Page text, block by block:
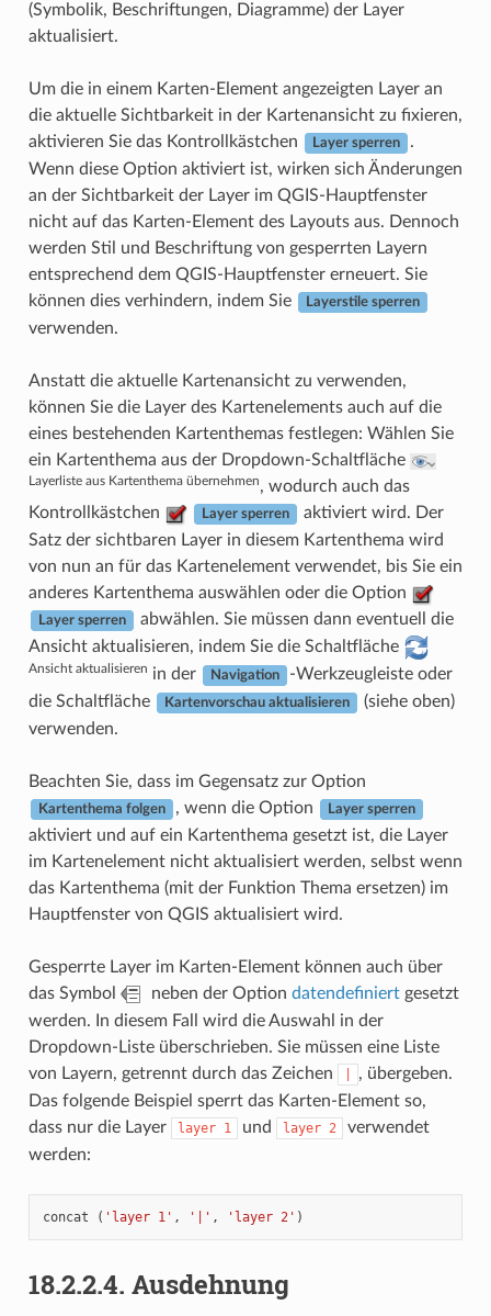
(Symbolik, Beschriftungen, Diagramme) der Layer
aktualisiert.
Um die in einem Karten-Element angezeigten Layer an
die aktuelle Sichtbarkeit in der Kartenansicht zu fixieren,
aktivieren Sie das Kontrollkästchen
Layer sperren
.
Wenn diese Option aktiviert ist, wirken sich Änderungen
an der Sichtbarkeit der Layer im QGIS-Hauptfenster
nicht auf das Karten-Element des Layouts aus. Dennoch
werden Stil und Beschriftung von gesperrten Layern
entsprechend dem QGIS-Hauptfenster erneuert. Sie
können dies verhindern, indem Sie
Layerstile sperren
verwenden.
Anstatt die aktuelle Kartenansicht zu verwenden,
können Sie die Layer des Kartenelements auch auf die
eines bestehenden Kartenthemas festlegen: Wählen Sie
ein Kartenthema aus der Dropdown-Schaltfläche
Layerliste aus Kartenthema übernehmen, wodurch auch das
Kontrollkästchen
Layer sperren
aktiviert wird. Der
Satz der sichtbaren Layer in diesem Kartenthema wird
von nun an für das Kartenelement verwendet, bis Sie ein
anderes Kartenthema auswählen oder die Option
Layer sperren
abwählen. Sie müssen dann eventuell die
Ansicht aktualisieren, indem Sie die Schaltfläche
Ansicht aktualisieren in der Navigation
-Werkzeugleiste oder
die Schaltfläche
Kartenvorschau aktualisieren
(siehe oben)
verwenden.
Beachten Sie, dass im Gegensatz zur Option
Kartenthema folgen , wenn die Option Layer sperren
aktiviert und auf ein Kartenthema gesetzt ist, die Layer
im Kartenelement nicht aktualisiert werden, selbst wenn
das Kartenthema (mit der Funktion Thema ersetzen) im
Hauptfenster von QGIS aktualisiert wird.
Gesperrte Layer im Karten-Element können auch über
das Symbol
neben der Option datendefiniertgesetzt
werden. In diesem Fall wird die Auswahl in der
Dropdown-Liste überschrieben. Sie müssen eine Liste
von Layern, getrennt durch das Zeichen
, übergeben.
Das folgende Beispiel sperrt das Karten-Element so,
dass nur die Layer
layer 1 und layer 2
verwendet
werden:
concat ( 'layer 1' , '|' , 'layer 2' )
18.2.2.4. Ausdehnung